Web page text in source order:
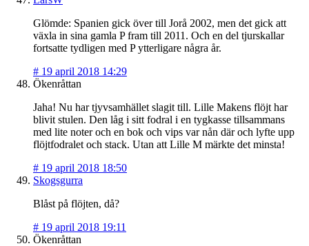
Glömde: Spanien gick över till Jorå 2002, men det gick att
växla in sina gamla P fram till 2011. Och en del tjurskallar
fortsatte tydligen med P ytterligare några år.
# 19 april 2018 14:29
Ökenråttan
Jaha! Nu har tjyvsamhället slagit till. Lille Makens flöjt har
blivit stulen. Den låg i sitt fodral i en tygkasse tillsammans
med lite noter och en bok och vips var nån där och lyfte upp
flöjtfodralet och stack. Utan att Lille M märkte det minsta!
# 19 april 2018 18:50
Skogsgurra
Blåst på flöjten, då?
# 19 april 2018 19:11
Ökenråttan